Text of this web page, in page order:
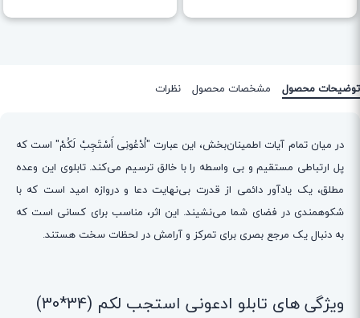
توضیحات محصول مشخصات محصول نظرات
در میان تمام آیات اطمینان‌بخش، این عبارت "اُدْعُونِی أَسْتَجِبْ لَكُمْ" است که
پل ارتباطی مستقیم و بی واسطه را با خالق ترسیم می‌کند. تابلوی این وعده
مطلق، یک یادآور دائمی از قدرت بی‌نهایت دعا و دروازه امید است که با
شکوهمندی در فضای شما می‌نشیند. این اثر، مناسب برای کسانی است که
به دنبال یک مرجع بصری برای تمرکز و آرامش در لحظات سخت هستند.
ویژگی های تابلو ادعونی استجب لکم (34*30)